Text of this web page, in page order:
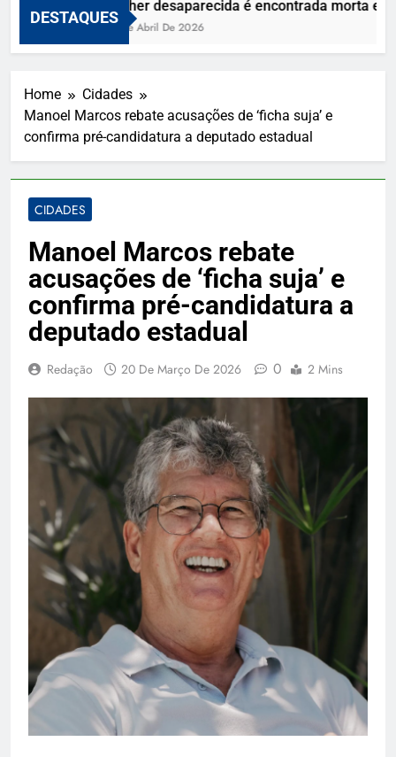
DESTAQUES
Mulher desaparecida é encontrada morta e
10 De Abril De 2026
Home
Cidades
Manoel Marcos rebate acusações de ‘ficha suja’ e
confirma pré-candidatura a deputado estadual
CIDADES
Manoel Marcos rebate
acusações de ‘ficha suja’ e
confirma pré-candidatura a
deputado estadual
Redação 20 De Março De 2026 0 2 Mins